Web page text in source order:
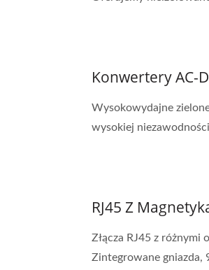
Konwertery AC-
Wysokowydajne
wysokiej
RJ45 Z
Złącza RJ45 z
Zintegrowane gniazda,